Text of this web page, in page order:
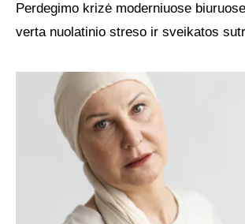
Perdegimo krizė moderniuose
verta nuolatinio streso ir sveikatos